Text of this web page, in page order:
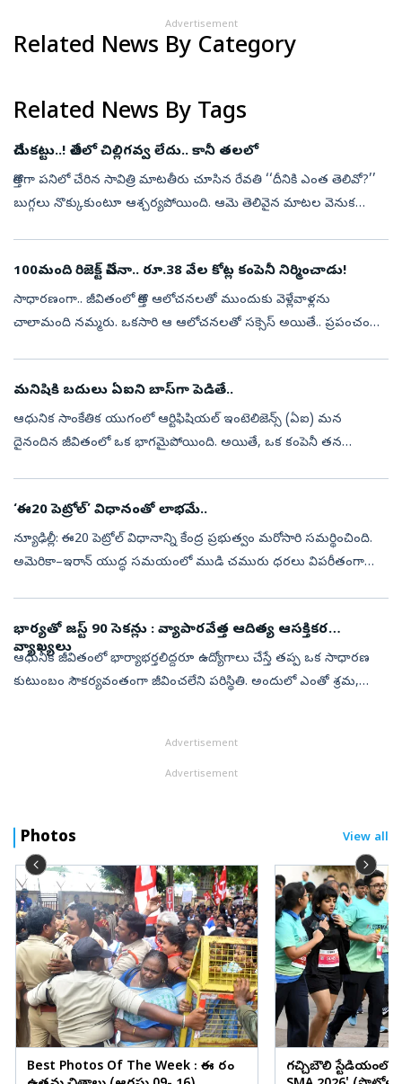
Advertisement
Related News By Category
Related News By Tags
చేదుకట్టు..! చేతిలో చిల్లిగవ్వ లేదు.. కానీ తలలో
కొత్తగా పనిలో చేరిన సావిత్రి మాటతీరు చూసిన రేవతి ‘‘దీనికి ఎంత తెలివో?’’
బుగ్గలు నొక్కుకుంటూ ఆశ్చర్యపోయింది. ఆమె తెలివైన మాటల వెనుక
100మంది రిజెక్ట్ చేసినా.. రూ.38 వేల కోట్ల కంపెనీ నిర్మించాడు!
సాధారణంగా.. జీవితంలో కొత్త ఆలోచనలతో ముందుకు వెళ్లేవాళ్లను
చాలామంది నమ్మరు. ఒకసారి ఆ ఆలోచనలతో సక్సెస్ అయితే.. ప్రపంచం
మనిషికి బదులు ఏఐని బాస్‌గా పెడితే..
ఆధునిక సాంకేతిక యుగంలో ఆర్టిఫిషియల్ ఇంటెలిజెన్స్ (ఏఐ) మన
దైనందిన జీవితంలో ఒక భాగమైపోయింది. అయితే, ఒక కంపెనీ తన
‘ఈ20 పెట్రోల్‌’ విధానంతో లాభమే..
న్యూఢిల్లీ: ఈ20 పెట్రోల్‌ విధానాన్ని కేంద్ర ప్రభుత్వం మరోసారి సమర్థించింది.
అమెరికా–ఇరాన్‌ యుద్ధ సమయంలో ముడి చమురు ధరలు విపరీతంగా
భార్యతో జస్ట్‌ 90 సెకన్లు : వ్యాపారవేత్త ఆదిత్య ఆసక్తికర
వ్యాఖ్యలు
ఆధునిక జీవితంలో భార్యాభర్తలిద్దరూ ఉద్యోగాలు చేస్తే తప్ప ఒక సాధారణ
కుటుంబం సౌకర్యవంతంగా జీవించలేని పరిస్థితి. అందులో ఎంతో శ్రమ,
Advertisement
Advertisement
Photos View all
Best Photos Of The Week : ఈ వారం
గచ్చిబౌలి స్టేడియంలో